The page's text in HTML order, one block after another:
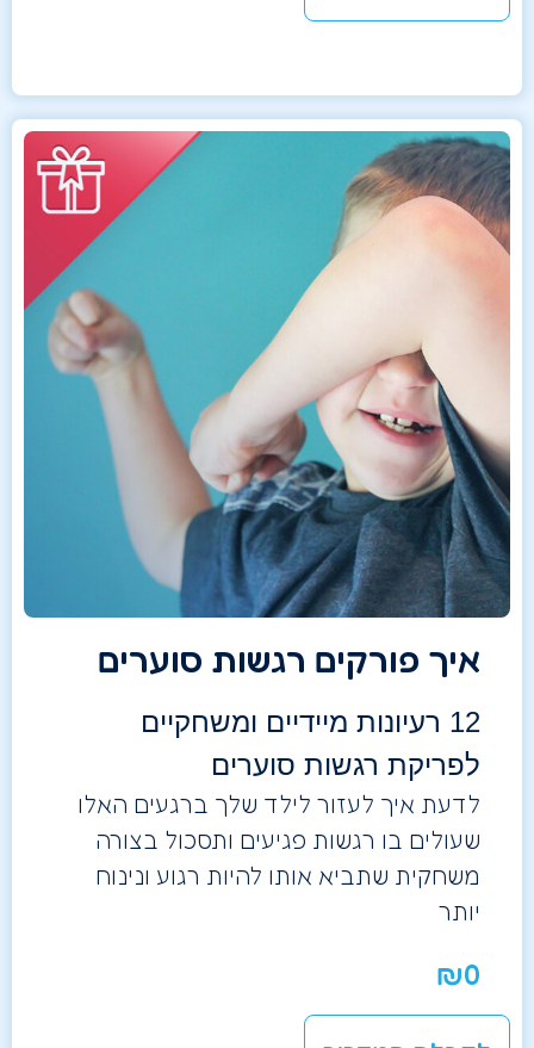
איך פורקים רגשות סוערים
12 רעיונות מיידיים ומשחקיים
לפריקת רגשות סוערים
לדעת איך לעזור לילד שלך ברגעים האלו
שעולים בו רגשות פגיעים ותסכול בצורה
משחקית שתביא אותו להיות רגוע ונינוח
יותר
₪0